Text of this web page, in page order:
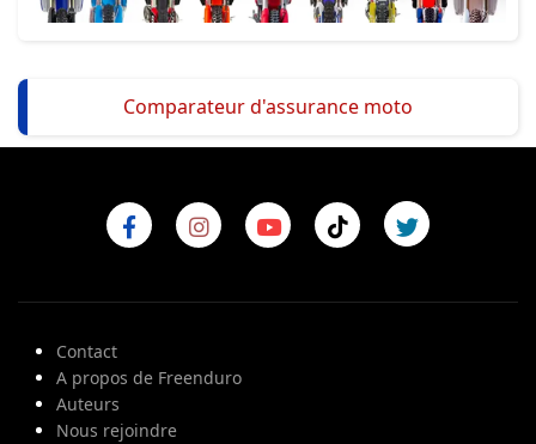
Comparateur d'assurance moto
Contact
A propos de Freenduro
Auteurs
Nous rejoindre